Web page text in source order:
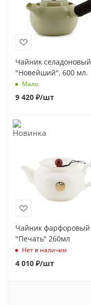
Чайник селадоновый
"Новейший", 600 мл.
Мало
9 420 ₽/шт
Чайник фарфоровый
"Печать" 260мл
Нет в наличии
4 010 ₽/шт